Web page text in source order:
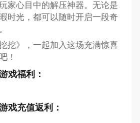
家心目中的解压神器。无论是
时光，都可以随时开启一段奇
挖》，一起加入这场充满惊喜
！
戏福利：
戏充值返利：